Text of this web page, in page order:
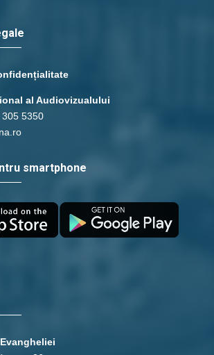
al Audiovizualului
305 5350
smartphone